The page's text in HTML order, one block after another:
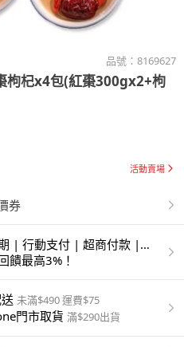
品號： 8169627
枸杞x4包(紅棗300gx2+枸
活動賣場
券
| 行動支付 | 超商付款 |
饋最高3%！
未滿$490 運費$75
門市取貨 滿$290出貨